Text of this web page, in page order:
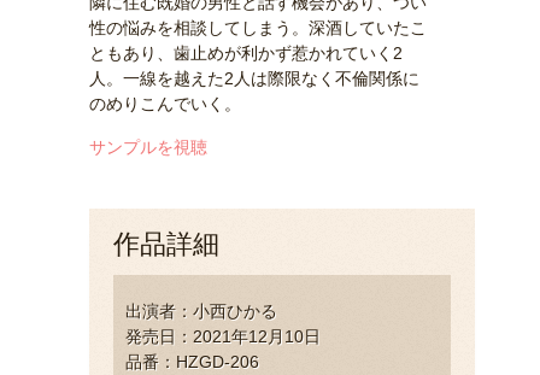
性の悩みを相談してしまう。深酒していたこ
ともあり、歯止めが利かず惹かれていく2
人。一線を越えた2人は際限なく不倫関係に
のめりこんでいく。
サンプルを視聴
作品詳細
出演者：小西ひかる
発売日：2021年12月10日
品番：HZGD-206